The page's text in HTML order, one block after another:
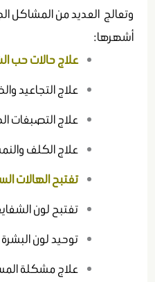
وتعالج العديد من المشاكل
أشهرها:
علاج حالات حب
علاج التجاعيد
علاج التصبغات
علاج الكلف
تفتبح الهالات
تفتبح لون
توحيد لون البشرة
علاج مشكلة